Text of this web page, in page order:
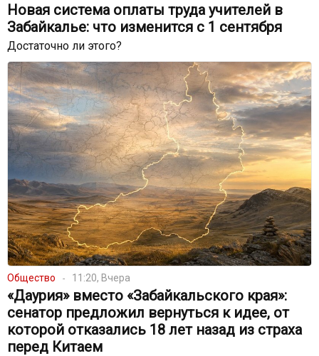
Новая система оплаты труда учителей в
Забайкалье: что изменится с 1 сентября
Достаточно ли этого?
Общество 11:20, Вчера
«Даурия» вместо «Забайкальского края»:
сенатор предложил вернуться к идее, от
которой отказались 18 лет назад из страха
перед Китаем